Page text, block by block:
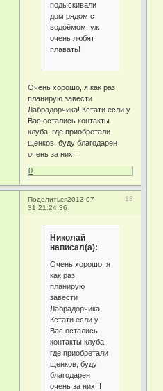
подыскивали
дом рядом с
водоёмом, уж
очень любят
плавать!
Очень хорошо, я как раз
планирую завести
Лабрадорчика! Кстати если у
Вас остались контакты
клуба, где приобретали
щенков, буду благодарен
очень за них!!!
0
Поделиться 13
2013-07-
31 21:24:36
Николай
написал(а):
Очень хорошо, я
как раз
планирую
завести
Лабрадорчика!
Кстати если у
Вас остались
контакты клуба,
где приобретали
щенков, буду
благодарен
очень за них!!!